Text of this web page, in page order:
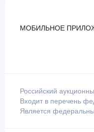
МОБИЛЬНОЕ
Российский
Входит в перечень
Является